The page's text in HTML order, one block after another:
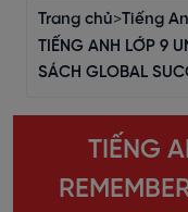
Trang chủ>Tiếng
TIẾNG ANH LỚP 9
SÁCH GLOBAL
TIẾNG